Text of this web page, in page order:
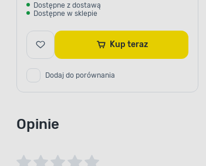
Dostępne z dostawą
Dostępne w sklepie
Kup teraz
Dodaj do porównania
Opinie